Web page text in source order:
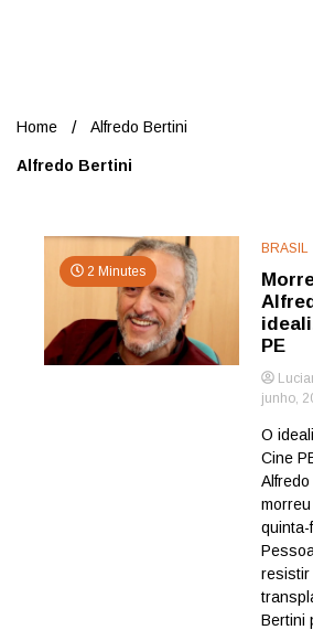
Home Alfredo Bertini
Alfredo Bertini
2 Minutes
BRASIL
PE
junho,
O
Cine
quinta-
resistir
Bertini